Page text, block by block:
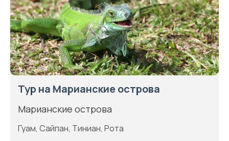
Тур на Марианские острова
Марианские острова
Гуам, Сайпан, Тиниан, Рота